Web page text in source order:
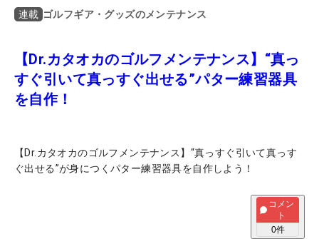
連載 ゴルフギア・グッズのメンテナンス
【Dr.カタオカのゴルフメンテナンス】“真っ
すぐ引いて真っすぐ出せる”パター練習器具
を自作！
【Dr.カタオカのゴルフメンテナンス】“真っすぐ引いて真っす
ぐ出せる”が身につくパター練習器具を自作しよう！
コメン
ト
0件